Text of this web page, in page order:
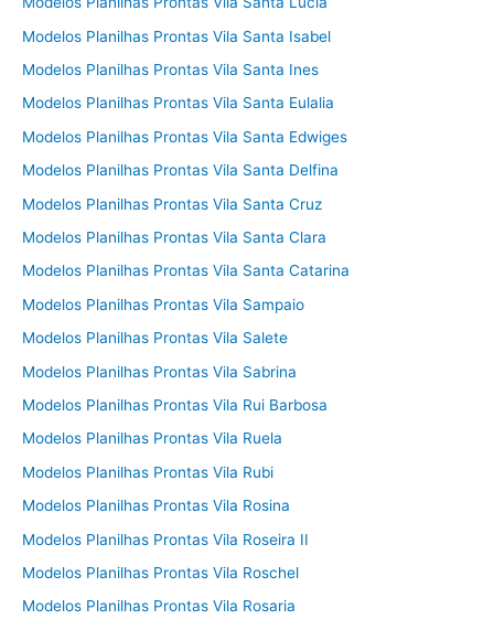
Modelos Planilhas Prontas Vila Santa Isabel
Modelos Planilhas Prontas Vila Santa Ines
Modelos Planilhas Prontas Vila Santa Eulalia
Modelos Planilhas Prontas Vila Santa Edwiges
Modelos Planilhas Prontas Vila Santa Delfina
Modelos Planilhas Prontas Vila Santa Cruz
Modelos Planilhas Prontas Vila Santa Clara
Modelos Planilhas Prontas Vila Santa Catarina
Modelos Planilhas Prontas Vila Sampaio
Modelos Planilhas Prontas Vila Salete
Modelos Planilhas Prontas Vila Sabrina
Modelos Planilhas Prontas Vila Rui Barbosa
Modelos Planilhas Prontas Vila Ruela
Modelos Planilhas Prontas Vila Rubi
Modelos Planilhas Prontas Vila Rosina
Modelos Planilhas Prontas Vila Roseira II
Modelos Planilhas Prontas Vila Roschel
Modelos Planilhas Prontas Vila Rosaria